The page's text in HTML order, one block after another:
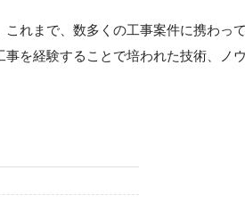
れまで、数多くの工事案件に携わっ
を経験することで培われた技術、ノ